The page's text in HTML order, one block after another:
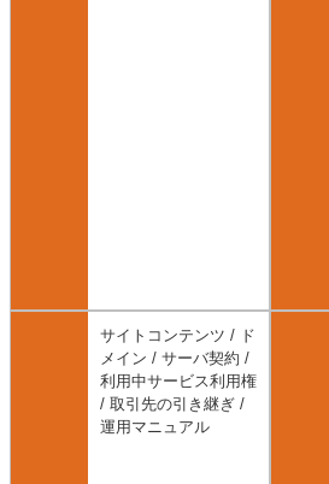
サイトコンテンツ / ド
メイン / サーバ契約 /
利用中サービス利用権
/ 取引先の引き継ぎ /
運用マニュアル